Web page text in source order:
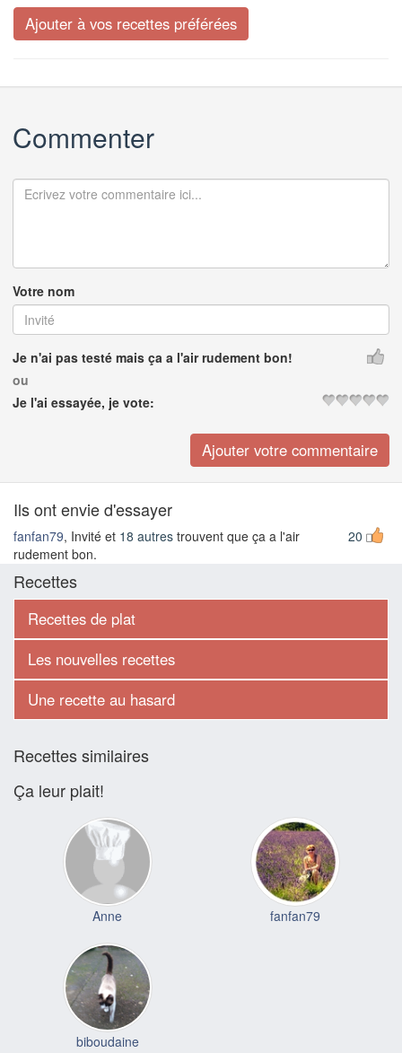
Commenter
Votre nom
Je n'ai pas testé mais ça a l'air rudement bon!
ou
Je l'ai essayée, je vote:
Ils ont envie d'essayer
20
fanfan79, Invité et 18 autres trouvent que ça a l'air
rudement bon.
Recettes
Recettes de plat
Les nouvelles recettes
Une recette au hasard
Recettes similaires
Ça leur plait!
Anne fanfan79
biboudaine